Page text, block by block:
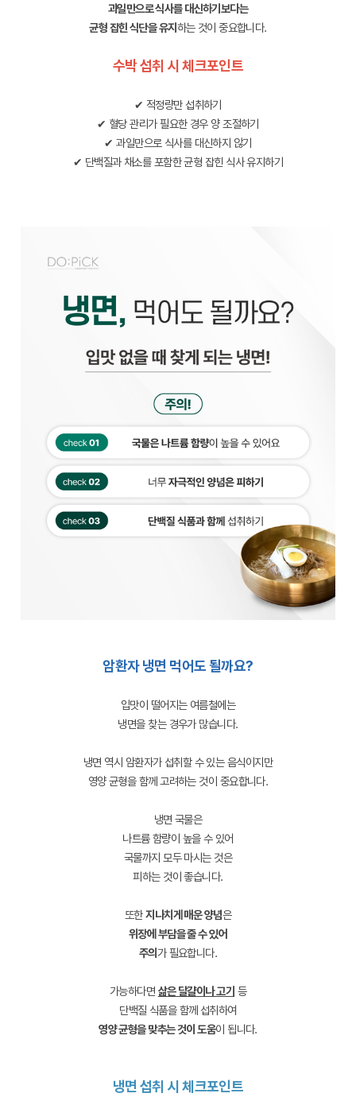
과일만으로 식사를 대신하기보다는
균형 잡힌 식단을 유지하는 것이 중요합니다.
수박 섭취 시 체크포인트
✔ 적정량만 섭취하기
✔ 혈당 관리가 필요한 경우 양 조절하기
✔ 과일만으로 식사를 대신하지 않기
✔ 단백질과 채소를 포함한 균형 잡힌 식사 유지하기
암환자 냉면 먹어도 될까요?
입맛이 떨어지는 여름철에는
냉면을 찾는 경우가 많습니다.
냉면 역시 암환자가 섭취할 수 있는 음식이지만
영양 균형을 함께 고려하는 것이 중요합니다.
냉면 국물은
나트륨 함량이 높을 수 있어
국물까지 모두 마시는 것은
피하는 것이 좋습니다.
또한지나치게 매운 양념은
위장에 부담을 줄 수 있어
주의가 필요합니다.
가능하다면 삶은 달걀이나 고기 등
단백질 식품을 함께 섭취하여
영양 균형을 맞추는 것이 도움이 됩니다.
냉면 섭취 시 체크포인트